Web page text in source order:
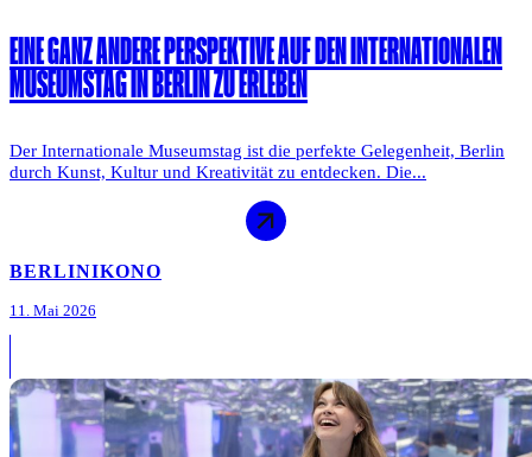
EINE GANZ ANDERE PERSPEKTIVE AUF DEN INTERNATIONALEN
MUSEUMSTAG IN BERLIN ZU ERLEBEN
Der Internationale Museumstag ist die perfekte Gelegenheit, Berlin
durch Kunst, Kultur und Kreativität zu entdecken. Die...
BERLINIKONO
11. Mai 2026